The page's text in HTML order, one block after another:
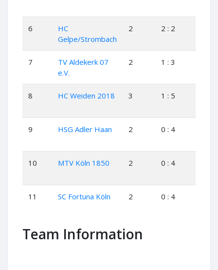
6
HC
Gelpe/Strombach
2 2 : 2
7
TV Aldekerk 07
e.V.
2 1 : 3
8 HC Weiden 2018 3 1 : 5
9 HSG Adler Haan 2 0 : 4
10 MTV Köln 1850 2 0 : 4
11 SC Fortuna Köln 2 0 : 4
Team Information